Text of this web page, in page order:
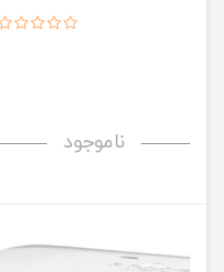
ناموجود